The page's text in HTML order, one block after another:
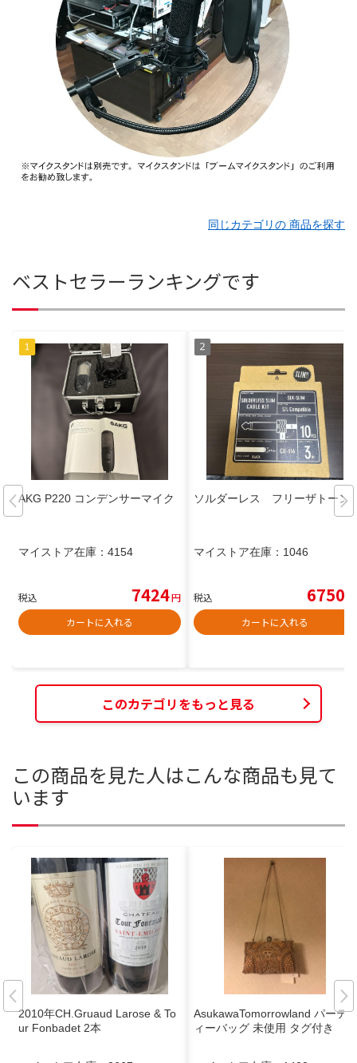
同じカテゴリの 商品を探す
ベストセラーランキングです
AKG P220 コンデンサーマイク
マイストア在庫： 4154
税込 7424円
カートに入れる
ソルダーレス フリーザトーン
マイストア在庫： 1046
税込 6750
カートに入れる
このカテゴリをもっと見る
この商品を見た人はこんな商品も見て
います
2010年CH.Gruaud Larose & To
ur Fonbadet 2本
AsukawaTomorrowland パーテ
ィーバッグ 未使用 タグ付き